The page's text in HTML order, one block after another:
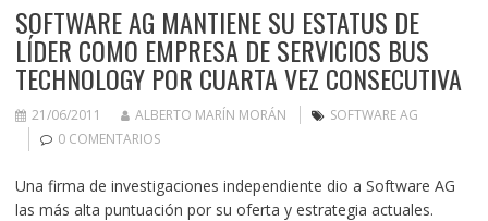
SOFTWARE AG MANTIENE SU ESTATUS DE
LÍDER COMO EMPRESA DE SERVICIOS BUS
TECHNOLOGY POR CUARTA VEZ CONSECUTIVA
21/06/2011 ALBERTO MARÍN MORÁN
SOFTWARE AG
0 COMENTARIOS
Una firma de investigaciones independiente dio a Software AG
las más alta puntuación por su oferta y estrategia actuales.